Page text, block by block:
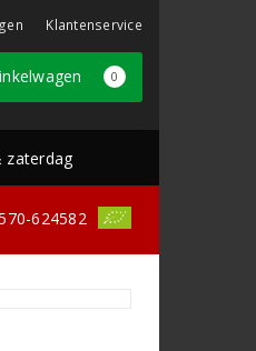
Klantenservice
0
zaterdag
624582